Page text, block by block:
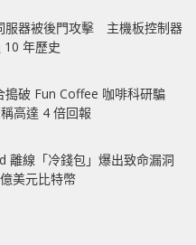
服器被後門攻擊 主機板控制器
10 年歷史
搗破 Fun Coffee 咖啡科研騙
高達 4 倍回報
離線「冷錢包」爆出致命漏洞
美元比特幣